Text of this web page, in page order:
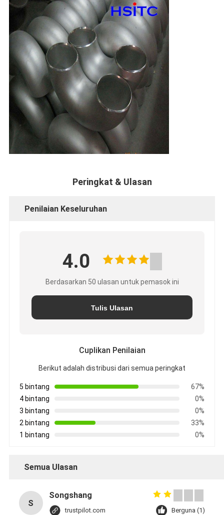
Peringkat & Ulasan
Penilaian Keseluruhan
4.0
Berdasarkan 50 ulasan untuk pemasok ini
Tulis Ulasan
Cuplikan Penilaian
Berikut adalah distribusi dari semua peringkat
5 bintang
67%
4 bintang
0%
3 bintang
0%
2 bintang
33%
1 bintang
0%
Semua Ulasan
S
Songshang
trustpilot.com Berguna (1)